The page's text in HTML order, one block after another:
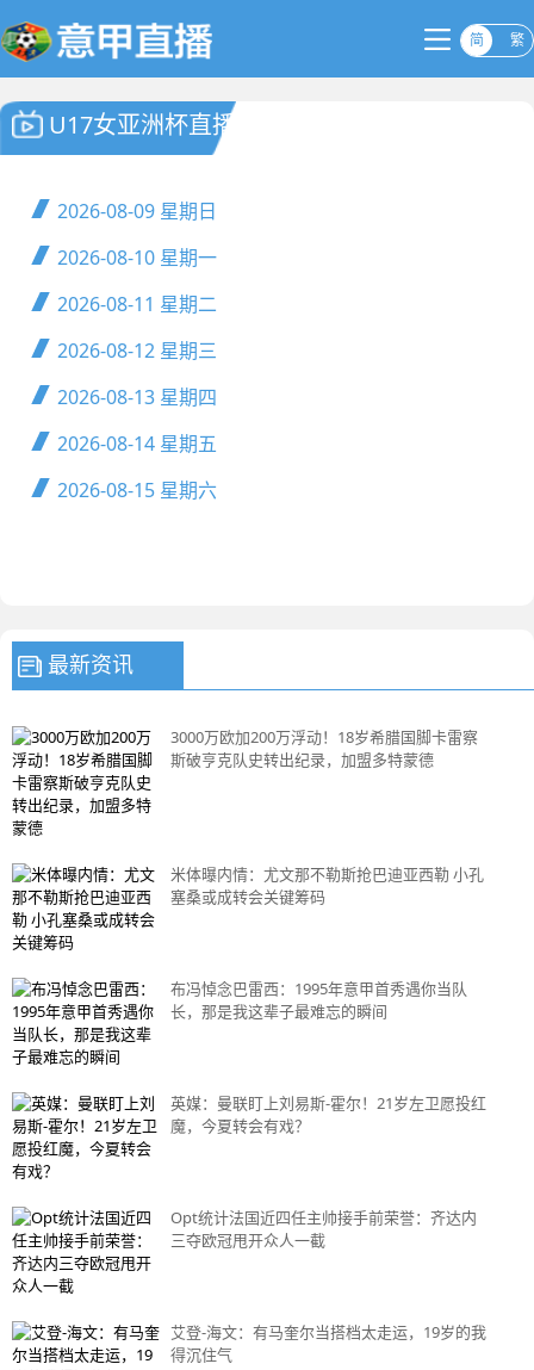
简 繁
U17女亚洲杯直播
2026-08-09 星期日
2026-08-10 星期一
2026-08-11 星期二
2026-08-12 星期三
2026-08-13 星期四
2026-08-14 星期五
2026-08-15 星期六
最新资讯
3000万欧加200万浮动！18岁希腊国脚卡雷察
斯破亨克队史转出纪录，加盟多特蒙德
米体曝内情：尤文那不勒斯抢巴迪亚西勒 小孔
塞桑或成转会关键筹码
布冯悼念巴雷西：1995年意甲首秀遇你当队
长，那是我这辈子最难忘的瞬间
英媒：曼联盯上刘易斯-霍尔！21岁左卫愿投红
魔，今夏转会有戏？
Opt统计法国近四任主帅接手前荣誉：齐达内
三夺欧冠甩开众人一截
艾登-海文：有马奎尔当搭档太走运，19岁的我
得沉住气